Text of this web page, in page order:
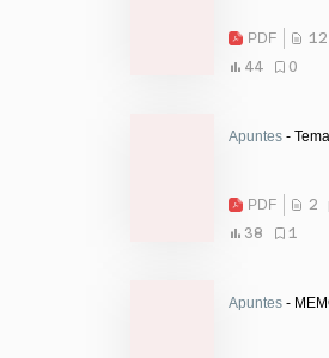
PDF
44
0
Apuntes -
PDF
2
38
1
Apuntes -